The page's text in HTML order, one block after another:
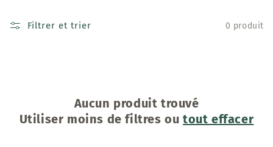
Filtrer et trier 0 produit
Aucun produit trouvé
Utiliser moins de filtres outout effacer